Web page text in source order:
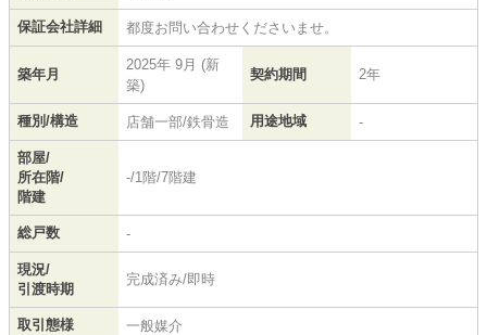
保証会社詳細 都度お問い合わせくださいませ。
築年月
2025年 9月 (新
築)
契約期間 2年
種別/構造 店舗一部/鉄骨造 用途地域 -
部屋/
所在階/
階建
-/1階/7階建
総戸数 -
現況/
引渡時期
完成済み/即時
取引態様 一般媒介